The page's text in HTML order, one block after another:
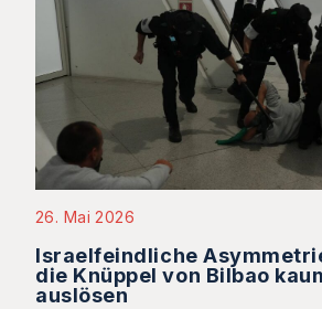
26. Mai 2026
Israelfeindliche
die Knüppel von Bilbao
auslösen